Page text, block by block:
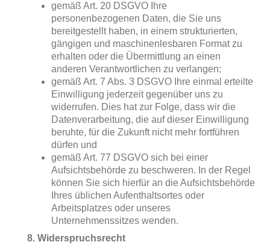
gemäß Art. 20 DSGVO Ihre
personenbezogenen Daten, die Sie uns
bereitgestellt haben, in einem strukturierten,
gängigen und maschinenlesbaren Format zu
erhalten oder die Übermittlung an einen
anderen Verantwortlichen zu verlangen;
gemäß Art. 7 Abs. 3 DSGVO Ihre einmal erteilte
Einwilligung jederzeit gegenüber uns zu
widerrufen. Dies hat zur Folge, dass wir die
Datenverarbeitung, die auf dieser Einwilligung
beruhte, für die Zukunft nicht mehr fortführen
dürfen und
gemäß Art. 77 DSGVO sich bei einer
Aufsichtsbehörde zu beschweren. In der Regel
können Sie sich hierfür an die Aufsichtsbehörde
Ihres üblichen Aufenthaltsortes oder
Arbeitsplatzes oder unseres
Unternehmenssitzes wenden.
8. Widerspruchsrecht